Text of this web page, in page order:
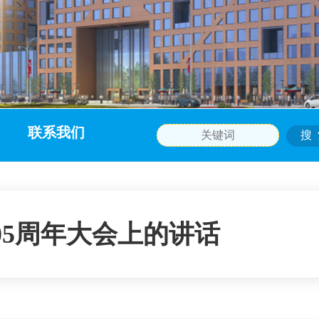
联系我们
周年大会上的讲话